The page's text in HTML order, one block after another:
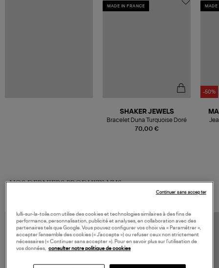
MADE IN FRANCE
70,00 €
SHAKER JEWELS
Bracelet Duna Turquoise Doré
MADE
-50%
VOS DERNIERS PRODUITS VUS
lulli-sur-la-toile.com utilise des cookies et technologies similaires à des fins de
performance, personnalisation, publicité et analyses, en collaboration avec des
partenaires tels que Google. Vous pouvez configurer vos choix via « Paramétrer »,
accepter l’ensemble des cookies (« J’accepte ») ou refuser ceux non strictement
nécessaires (« Continuer sans accepter »). Pour en savoir plus sur l’utilisation de
vos données, consulter notre politique de cookies
Continuer sans accepter